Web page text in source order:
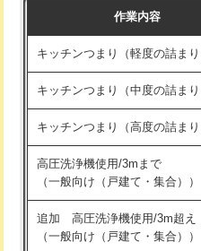
排水管工事（土の掘削・埋め戻
排水管工事（排水管工事/3ｍま
排水管工事（追加 排水管工事/
マス交換（深さ50㎝未満）
マス交換（深さ50㎝以上）
式・ワンホール）)
交換・取付(排水栓・排水トラッ
持込商品取付（単水栓）
持込商品取付（混合水栓）
作業内容
キッチンつまり（軽度の詰まり
キッチンつまり（中度の詰まり
キッチンつまり（高度の詰まり
高圧洗浄機使用/3mまで
（一般向け（戸建て・集合））
追加 高圧洗浄機使用/3m超え
（一般向け（戸建て・集合））